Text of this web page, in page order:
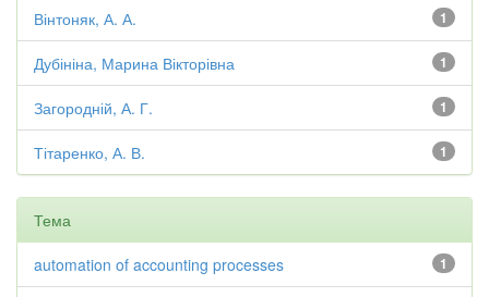
1
Вінтоняк, А. А.
1
Дубініна, Марина Вікторівна
1
Загородній, А. Г.
1
Тітаренко, А. В.
Тема
1
automation of accounting processes